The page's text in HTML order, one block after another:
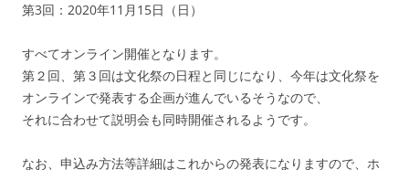
第3回：2020年11月15日（日）
すべてオンライン開催となります。
第２回、第３回は文化祭の日程と同じになり、今年は文化祭を
オンラインで発表する企画が進んでいるそうなので、
それに合わせて説明会も同時開催されるようです。
なお、申込み方法等詳細はこれからの発表になりますので、ホ